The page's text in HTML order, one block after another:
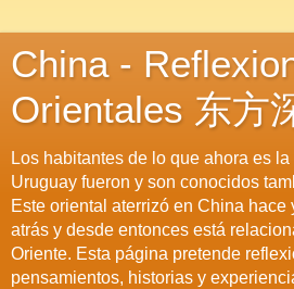
China -
Orientales 东方
Los habitantes de lo que ahora es
Uruguay fueron y son conocidos
Este oriental aterrizó en China
atrás y desde entonces está
Oriente. Esta página pretende
pensamientos, historias y